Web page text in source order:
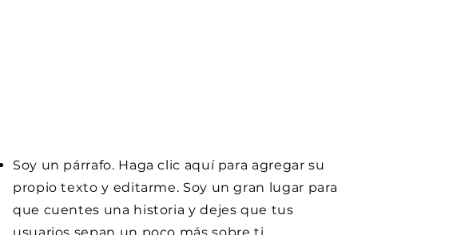
Soy un párrafo. Haga clic aquí para agregar su
propio texto y editarme. Soy un gran lugar para
que cuentes una historia y dejes que tus